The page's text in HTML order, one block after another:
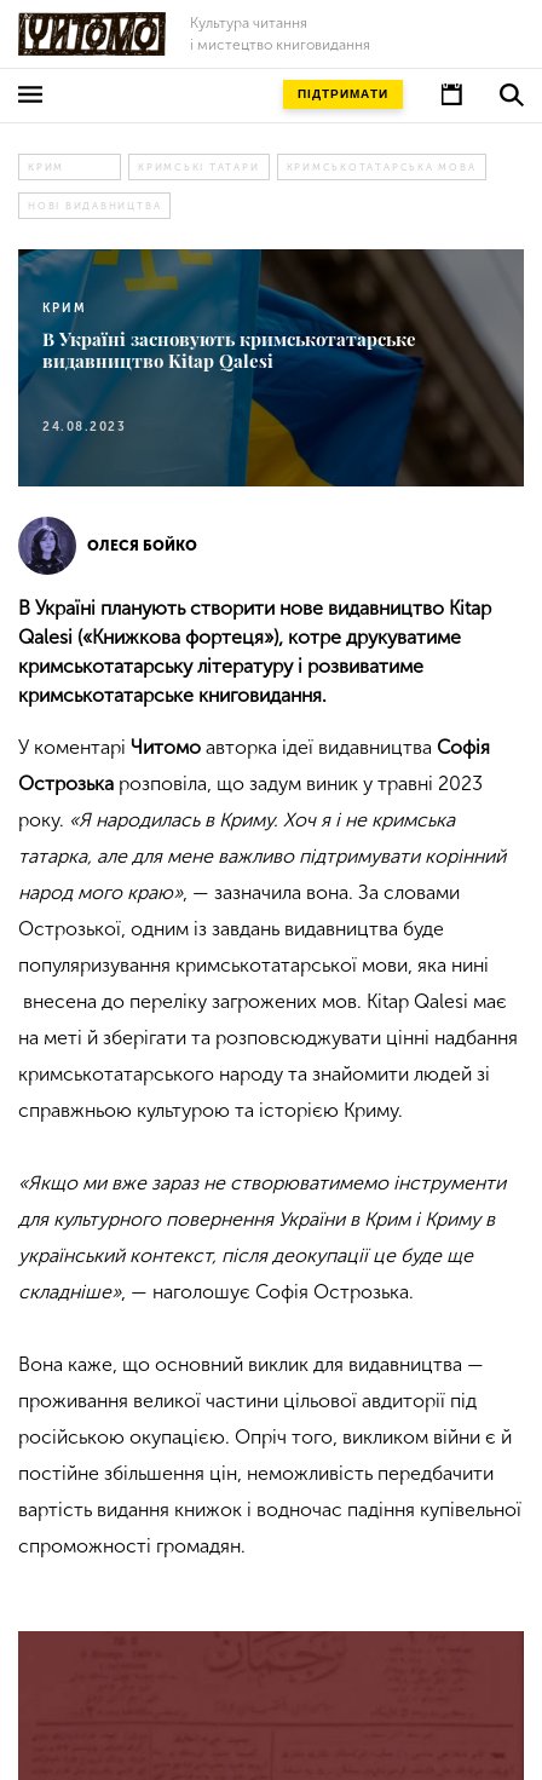
Культура читання
і мистецтво книговидання
ПІДТРИМАТИ
КРИМ КРИМСЬКІ ТАТАРИ КРИМСЬКОТАТАРСЬКА МОВА
НОВІ ВИДАВНИЦТВА
КРИМ
В Україні засновують кримськотатарське
видавництво Kitap Qalesi
24.08.2023
ОЛЕСЯ БОЙКО
В Україні планують створити нове видавництво Kitap
Qalesi («Книжкова фортеця»), котре друкуватиме
кримськотатарську літературу і розвиватиме
кримськотатарське книговидання.
У коментарі Читомо авторка ідеї видавництва Софія
Острозька розповіла, що задум виник у травні 2023
року. «Я народилась в Криму. Хоч я і не кримська
татарка, але для мене важливо підтримувати корінний
народ мого краю», — зазначила вона. За словами
Острозької, одним із завдань видавництва буде
популяризування кримськотатарської мови, яка нині
внесена до переліку загрожених мов. Kitap Qalesi має
на меті й зберігати та розповсюджувати цінні надбання
кримськотатарського народу та знайомити людей зі
справжньою культурою та історією Криму.
«Якщо ми вже зараз не створюватимемо інструменти
для культурного повернення України в Крим і Криму в
український контекст, після деокупації це буде ще
складніше», — наголошує Софія Острозька.
Вона каже, що основний виклик для видавництва —
проживання великої частини цільової авдиторії під
російською окупацією. Опріч того, викликом війни є й
постійне збільшення цін, неможливість передбачити
вартість видання книжок і водночас падіння купівельної
спроможності громадян.